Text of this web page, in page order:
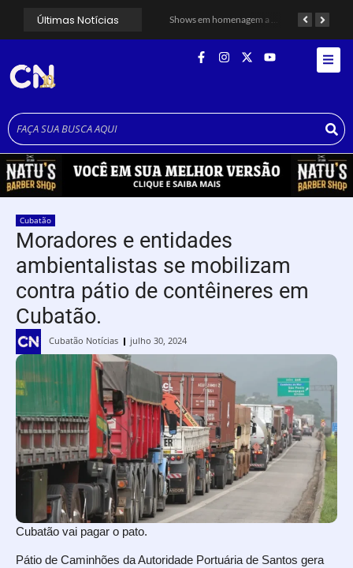
Últimas Notícias
Cubatão
Moradores e entidades
ambientalistas se mobilizam
contra pátio de contêineres em
Cubatão.
Cubatão Notícias julho 30, 2024
Cubatão vai pagar o pato.
Pátio de Caminhões da Autoridade Portuária de Santos gera